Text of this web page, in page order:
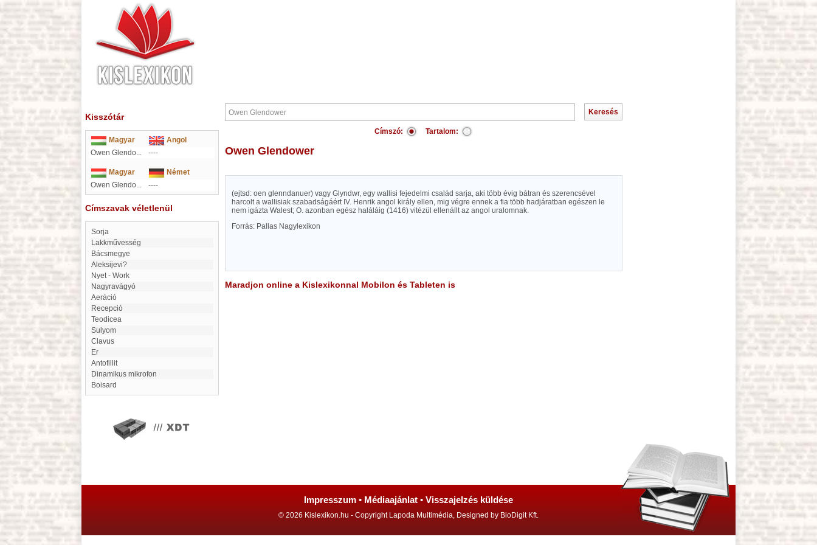
Kisszótár
Magyar
Angol
Owen Glendo...
----
Magyar
Német
Owen Glendo...
----
Címszavak véletlenül
Sorja
lakkművesség
Bácsmegye
Aleksijevi?
Nyet - Work
Nagyravágyó
Aeráció
Recepció
Teodicea
Sulyom
Clavus
Er
Antofillit
Dinamikus mikrofon
Boisard
Címszó: Tartalom:
Owen Glendower
(ejtsd: oen glenndanuer) vagy Glyndwr, egy wallisi fejedelmi család sarja, aki több évig bátran és szerencsével
harcolt a wallisiak szabadságáért IV. Henrik angol király ellen, mig végre ennek a fia több hadjáratban egészen le
nem igázta Walest; O. azonban egész haláláig (1416) vitézül ellenállt az angol uralomnak.
Forrás: Pallas Nagylexikon
Maradjon online a Kislexikonnal Mobilon és Tableten is
Impresszum • Médiaajánlat • Visszajelzés küldése
© 2026 Kislexikon.hu - Copyright Lapoda Multimédia, Designed by BioDigit Kft.